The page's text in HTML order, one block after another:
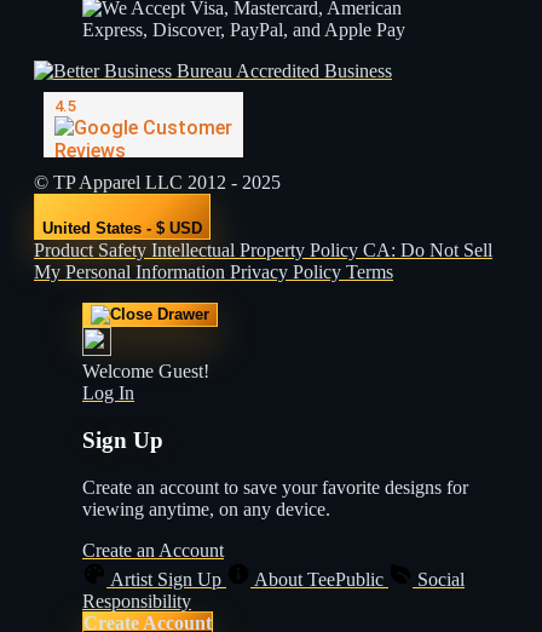
© TP Apparel LLC 2012 - 2025
United States - $ USD
Product Safety Intellectual Property Policy CA: Do Not Sell
My Personal Information Privacy Policy Terms
Welcome Guest!
Log In
Sign Up
Create an account to save your favorite designs for
viewing anytime, on any device.
Create an Account
Artist Sign Up
About TeePublic
Social
Responsibility
Create Account